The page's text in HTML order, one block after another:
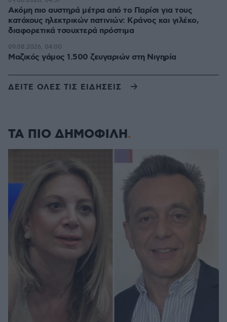
Ακόμη πιο αυστηρά μέτρα από το Παρίσι για τους
κατόχους ηλεκτρικών πατινιών: Κράνος και γιλέκο,
διαφορετικά τσουχτερά πρόστιμα
Μαζικός γάμος 1.500 ζευγαριών στη Νιγηρία
09.08.2026, 04:00
ΔΕΙΤΕ ΟΛΕΣ ΤΙΣ ΕΙΔΗΣΕΙΣ
ΤΑ ΠΙΟ ΔΗΜΟΦΙΛΗ